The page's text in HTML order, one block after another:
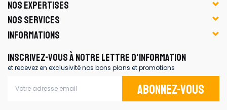
NOS EXPERTISES
NOS SERVICES
INFORMATIONS
INSCRIVEZ-VOUS À NOTRE LETTRE D'INFORMATION
et recevez en exclusivité nos bons plans et promotions
Abonnez-vous